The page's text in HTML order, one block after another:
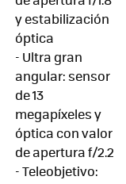
y estabilización
óptica
- Ultra gran
angular: sensor
de 13
megapíxeles y
óptica con valor
de apertura f/2.2
- Teleobjetivo: